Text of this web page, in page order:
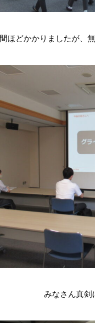
ほどかかりましたが、
みなさん真剣